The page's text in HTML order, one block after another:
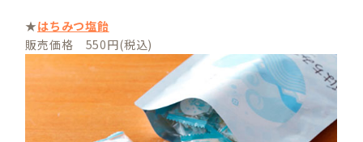
★はちみつ塩飴
販売価格 550円(税込)